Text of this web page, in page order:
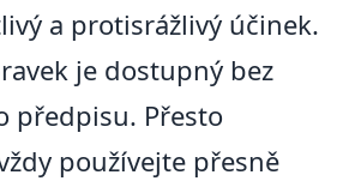
a protisrážlivý účinek.
je dostupný bez
předpisu. Přesto
používejte přesně